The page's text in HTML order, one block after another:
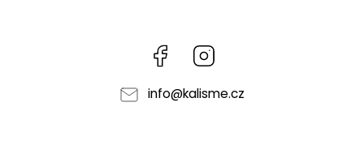
Facebook
info@kalisme.cz